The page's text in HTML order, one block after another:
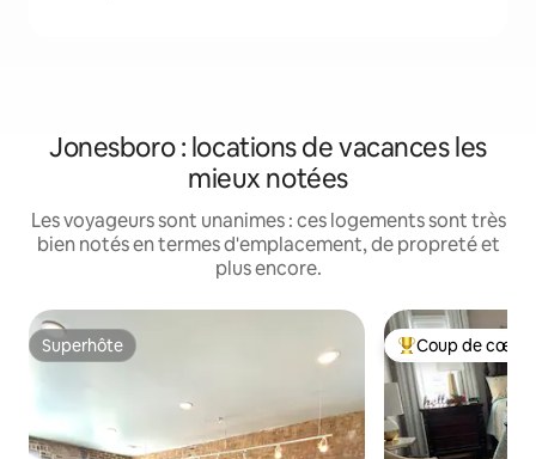
Jonesboro : locations de vacances les
mieux notées
Les voyageurs sont unanimes : ces logements sont très
bien notés en termes d'emplacement, de propreté et
plus encore.
Superhôte
Superhôte Coups de cœur
Coup de cœur